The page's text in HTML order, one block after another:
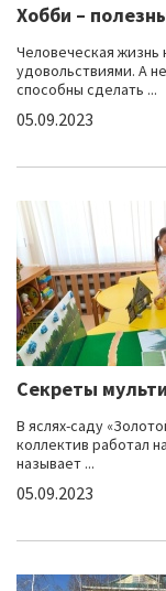
Хобби –
Человеческая жизнь
удовольствиями. А
способны сделать ...
05.09.2023
Секреты
В яслях-саду
коллектив работал
называет ...
05.09.2023